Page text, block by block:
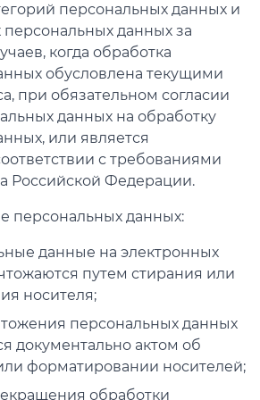
персональных данных и
данных за
когда обработка
обусловлена текущими
при обязательном согласии
данных на обработку
или является
с требованиями
Российской Федерации.
персональных данных:
данные на электронных
путем стирания или
носителя;
персональных данных
документально актом об
форматировании носителей;
обработки